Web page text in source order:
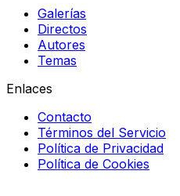
Galerías
Directos
Autores
Temas
Enlaces
Contacto
Términos del Servicio
Política de Privacidad
Política de Cookies